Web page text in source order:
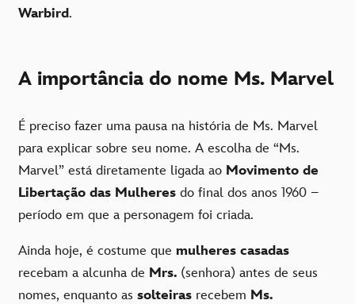
Warbird.
A importância do nome Ms. Marvel
É preciso fazer uma pausa na história de Ms. Marvel
para explicar sobre seu nome. A escolha de “Ms.
Marvel” está diretamente ligada ao Movimento de
Libertação das Mulheres do final dos anos 1960 –
período em que a personagem foi criada.
Ainda hoje, é costume que mulheres casadas
recebam a alcunha de Mrs. (senhora) antes de seus
nomes, enquanto as solteiras recebem Ms.